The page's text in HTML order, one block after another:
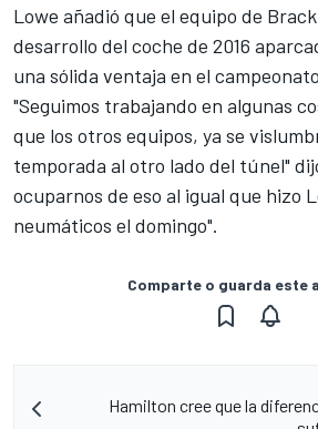
Lowe añadió que el equipo de
desarrollo del coche de 2016
una sólida ventaja en el
"Seguimos trabajando en algunas
que los otros equipos, ya se
temporada al otro lado del túnel"
ocuparnos de eso al igual que hizo
neumáticos el domingo".
Comparte o guarda este
Hamilton cree que la